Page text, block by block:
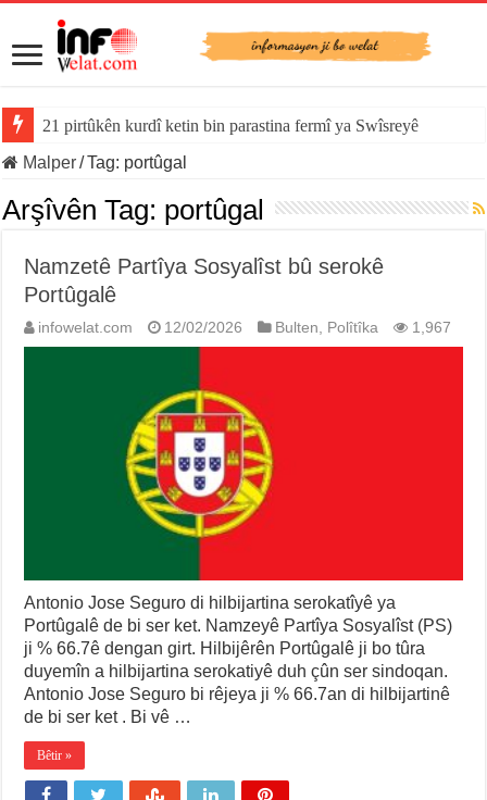
21 pirtûkên kurdî ketin bin parastina fermî ya Swîsreyê
Malper/Tag: portûgal
Arşîvên Tag: portûgal
Namzetê Partîya Sosyalîst bû serokê
Portûgalê
infowelat.com 12/02/2026 Bulten, Polîtîka 1,967
Antonio Jose Seguro di hilbijartina serokatîyê ya
Portûgalê de bi ser ket. Namzeyê Partîya Sosyalîst (PS)
ji % 66.7ê dengan girt. Hilbijêrên Portûgalê ji bo tûra
duyemîn a hilbijartina serokatiyê duh çûn ser sindoqan.
Antonio Jose Seguro bi rêjeya ji % 66.7an di hilbijartinê
de bi ser ket . Bi vê …
Bêtir »